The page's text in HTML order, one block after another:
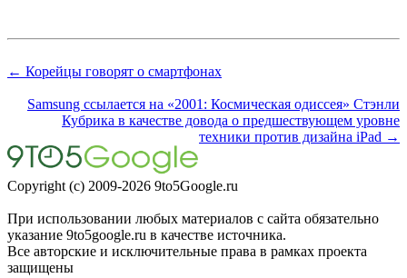
← Корейцы говорят о смартфонах
Samsung ссылается на «2001: Космическая одиссея» Стэнли
Кубрика в качестве довода о предшествующем уровне
техники против дизайна iPad →
Copyright (c) 2009-2026 9to5Google.ru
При использовании любых материалов с сайта обязательно
указание 9to5google.ru в качестве источника.
Все авторские и исключительные права в рамках проекта
защищены